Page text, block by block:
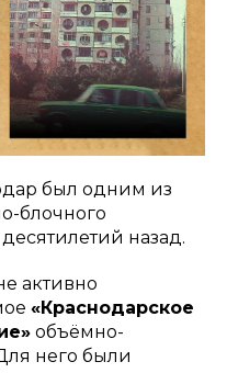
был одним из
блочного
назад.
активно
«Краснодарское
объёмно-
него были